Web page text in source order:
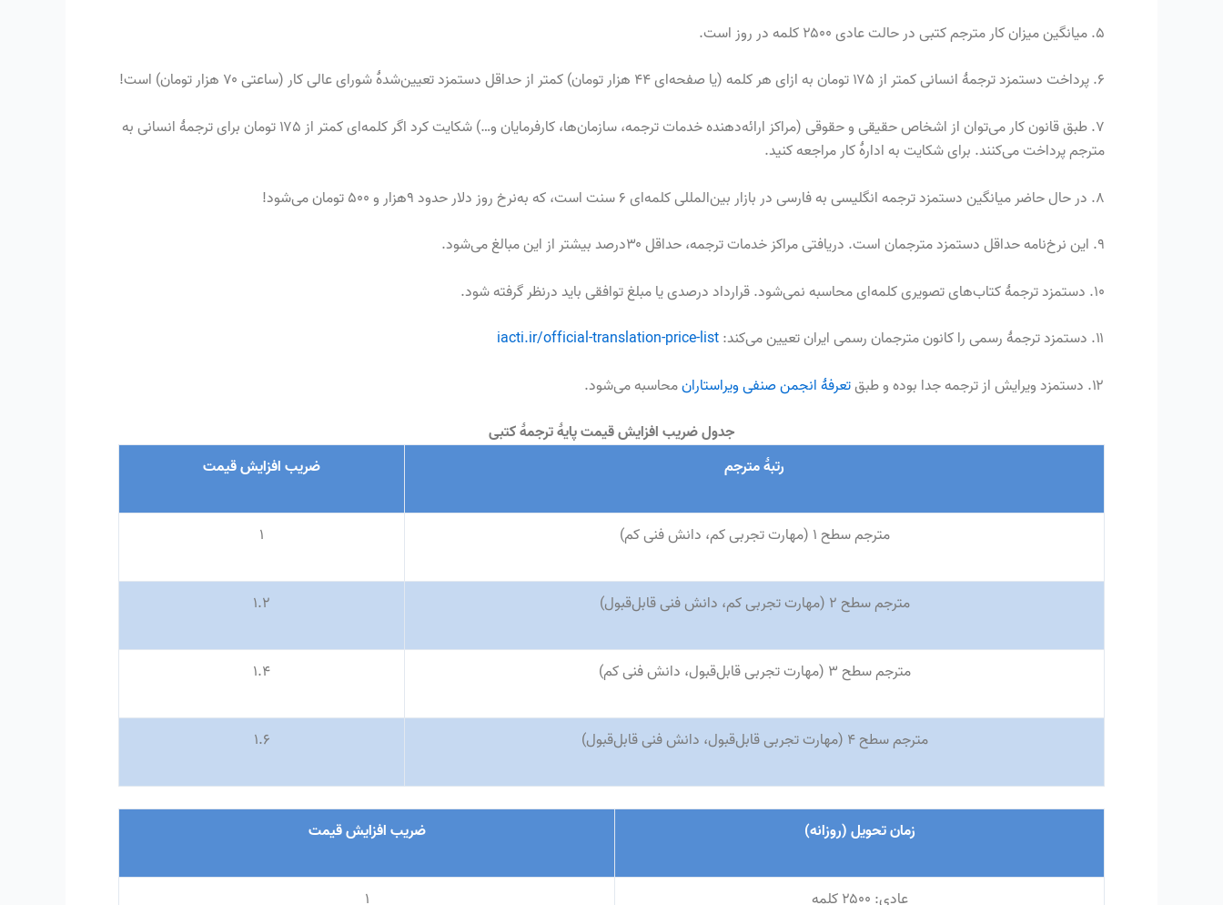
۵.میانگین میزان کار مترجم کتبی در حالت عادی ۲۵۰۰ کلمه در روز است
.
۶.پرداخت دستمزد ترجمهٔ انسانی کمتر از ۱۷۵ تومان به ازای هر کلمه (یا صفحه‌ای ۴۴ هزار تومان )کمتر از حداقل دستمزد تعیین‌شدهٔ شورای عالی کار(ساعتی ۷۰ هزار تومان ) است!
۷.طبق قانون کار می‌توان از اشخاص حقیقی و حقوقی(مراکز ارائه‌دهنده خدمات ترجمه، سازمان‌ها، کارفرمایان و…)
شکایت کرد اگر کلمه‌ای کمتر از ۱۷۵ تومان برای ترجمهٔ انسانی به
مترجم پرداخت می‌کنند. برای شکایت به ادارهٔ کار مراجعه کنید.
۸. در حال حاضرمیانگین دستمزد ترجمه انگلیسی به فارسی در بازار بین‌المللی کلمه‌ای ۶ سنت است، که به‌نرخ روز دلار حدود ۹هزار و ۵۰۰ تومان می‌شود
!
۹. این نرخ‌نامه حداقل دستمزد مترجمان است. دریافتی مراکز خدمات ترجمه، حداقل ۳۰درصد بیشتر از این مبالغ می‌شود.
۱۰. دستمزد ترجمهٔ کتاب‌های تصویری کلمه‌ای محاسبه نمی‌شود. قرارداد درصدی یا مبلغ توافقی باید درنظر گرفته شود.
۱۱. دستمزد ترجمهٔ رسمی را کانون مترجمان رسمی ایران تعیین می‌کند:
iacti.ir/official-translation-price-list
۱۲. دستمزد ویرایش از ترجمه جدا بوده و طبق
تعرفهٔ انجمن صنفی ویراستارانمحاسبه می‌شود.
جدول ضریب افزایش قیمت پایهٔ ترجمهٔ کتبی
رتبهٔ مترجم
ضریب افزایش قیمت
مترجم سطح ۱ (مهارت تجربی کم، دانش فنی کم) ۱
مترجم سطح ۲ (مهارت تجربی کم، دانش فنی قابل‌قبول) ۱.۲
مترجم سطح ۳ (مهارت تجربی قابل‌قبول، دانش فنی کم) ۱.۴
مترجم سطح ۴ (مهارت تجربی قابل‌قبول، دانش فنی قابل‌قبول) ۱.۶
زمان تحویل(روزانه) ضریب افزایش قیمت
عادی: ۲۵۰۰ کلمه ۱